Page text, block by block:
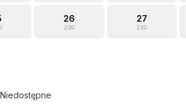
26
220
27
220
Niedostępne